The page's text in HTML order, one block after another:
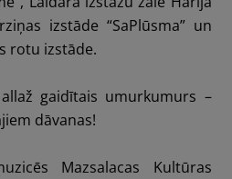
izstāde “SaPlūsma” un
rotu izstāde.
gaidītais umurkumurs –
dāvanas!
Mazsalacas Kultūras